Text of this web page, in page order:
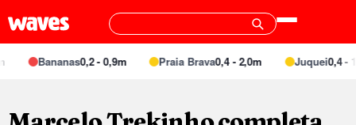
Bananas0,2 - 0,9m Praia Brava0,4 - 2,0m Juquei0,4 -